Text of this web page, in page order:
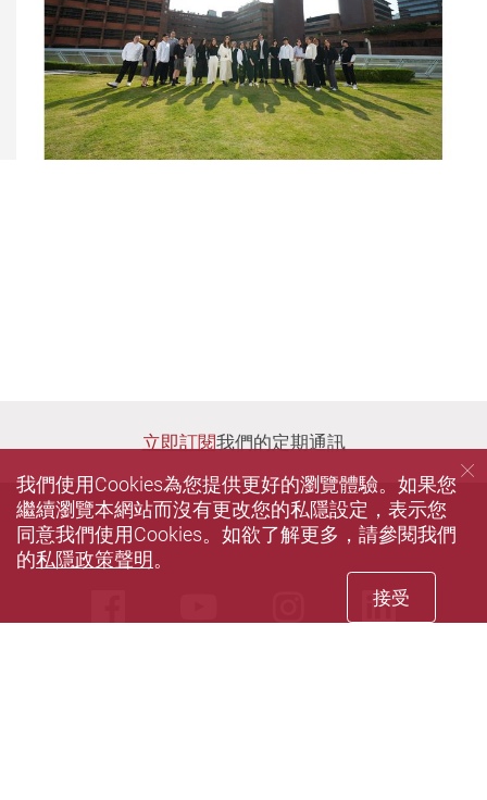
立即訂閱我們的定期通訊
instagram
我們使用Cookies為您提供更好的瀏覽體驗。如果您
繼續瀏覽本網站而沒有更改您的私隱設定，表示您
同意我們使用Cookies。如欲了解更多，請參閱我們
的私隱政策聲明。
接受